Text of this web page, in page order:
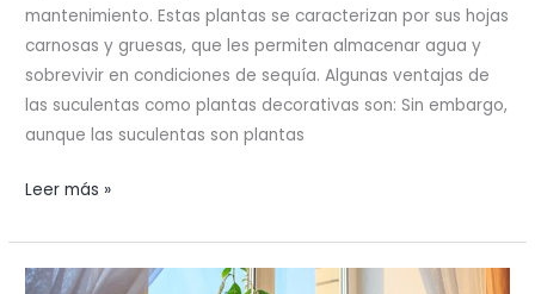
mantenimiento. Estas plantas se caracterizan por sus hojas
carnosas y gruesas, que les permiten almacenar agua y
sobrevivir en condiciones de sequía. Algunas ventajas de
las suculentas como plantas decorativas son: Sin embargo,
aunque las suculentas son plantas
Existen
razones
para
Leer más »